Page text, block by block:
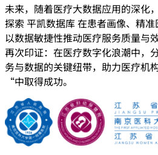
未来，随着医疗大数据应用的深化
探索 平凯数据库 在患者画像、精
以数据敏捷性推动医疗服务质量与
再次印证：在医疗数字化浪潮中，
务与数据的关键纽带，助力医疗机
“中取得成功。